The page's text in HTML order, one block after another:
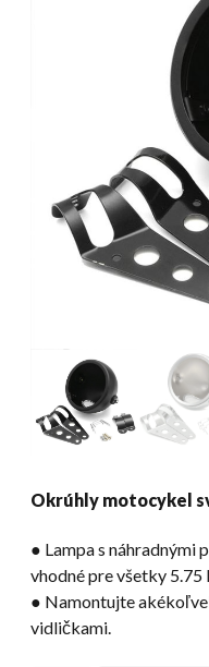
Okrúhly motocykel
● Lampa s náhradnými
vhodné pre všetky 5.75
● Namontujte
vidličkami.